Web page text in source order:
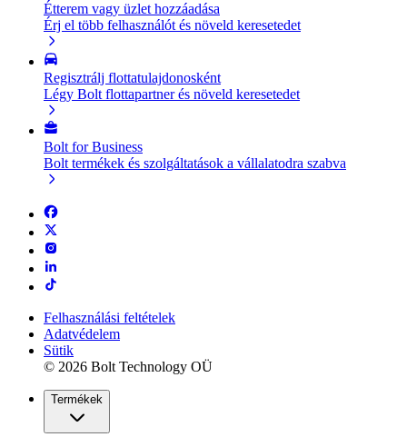
Étterem vagy üzlet hozzáadása
Érj el több felhasználót és növeld keresetedet
Regisztrálj flottatulajdonosként
Légy Bolt flottapartner és növeld keresetedet
Bolt for Business
Bolt termékek és szolgáltatások a vállalatodra szabva
Felhasználási feltételek
Adatvédelem
Sütik
© 2026 Bolt Technology OÜ
Termékek